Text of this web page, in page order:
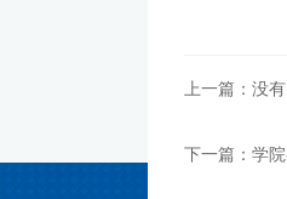
上一篇：没
下一篇：学